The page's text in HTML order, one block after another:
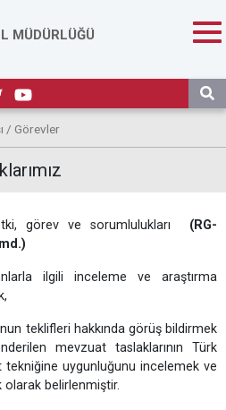
MÜDÜRLÜĞÜ
/ Görevler
görev ve sorumlulukları (RG-
ilgili inceleme ve araştırma
teklifleri hakkında görüş bildirmek
mevzuat taslaklarının Türk
uygunluğunu incelemek ve
belirlenmiştir.